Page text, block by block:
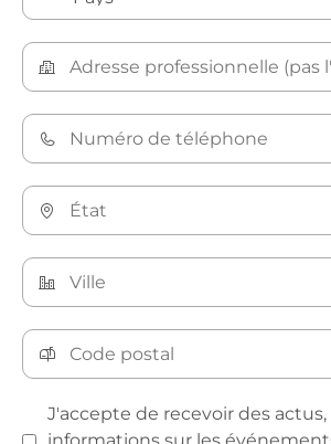
J'accepte de recevoir des actus,